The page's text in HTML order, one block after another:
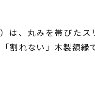
は、丸みを帯びたス
割れない」木製額縁